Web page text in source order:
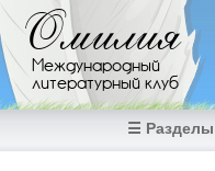
Перейти к основному
Омилия
Международный
литературный клуб
☰ Разделы